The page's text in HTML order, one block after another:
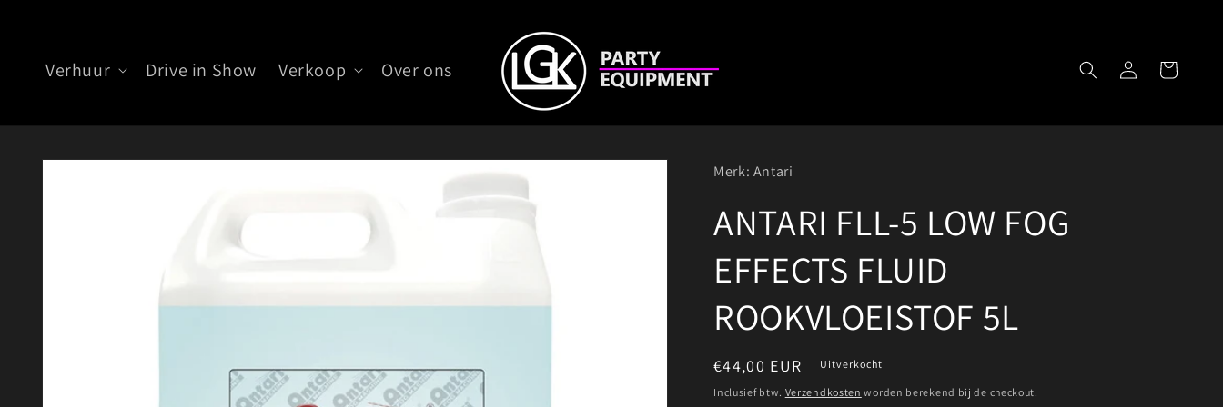
Verhuur Drive in Show Verkoop Over ons InloggenWinkelwagen
Merk: Antari
ANTARI FLL-5 LOW FOG
EFFECTS FLUID
ROOKVLOEISTOF 5L
Normale
prijs
€44,00 EUR Uitverkocht
Inclusief btw. Verzendkosten worden berekend bij de checkout.